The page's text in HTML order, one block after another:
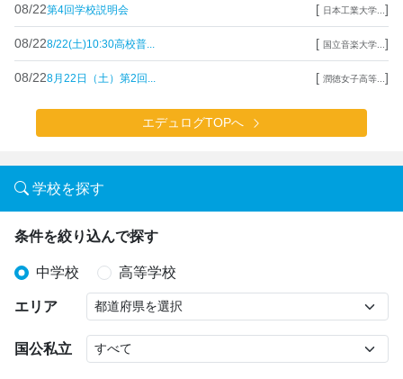
08/22第4回学校説明会 [ 日本工業大学... ]
08/228/22(土)10:30高校普... [ 国立音楽大学... ]
08/228月22日（土）第2回... [ 潤徳女子高等... ]
エデュログTOPへ
学校を探す
条件を絞り込んで探す
中学校 高等学校
エリア
国公私立